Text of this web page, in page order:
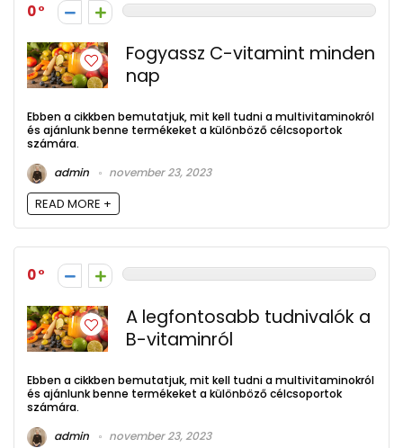
0
Fogyassz C-vitamint minden
nap
Ebben a cikkben bemutatjuk, mit kell tudni a multivitaminokról
és ajánlunk benne termékeket a különböző célcsoportok
számára.
admin
november 23, 2023
READ MORE +
0
A legfontosabb tudnivalók a
B-vitaminról
Ebben a cikkben bemutatjuk, mit kell tudni a multivitaminokról
és ajánlunk benne termékeket a különböző célcsoportok
számára.
admin
november 23, 2023